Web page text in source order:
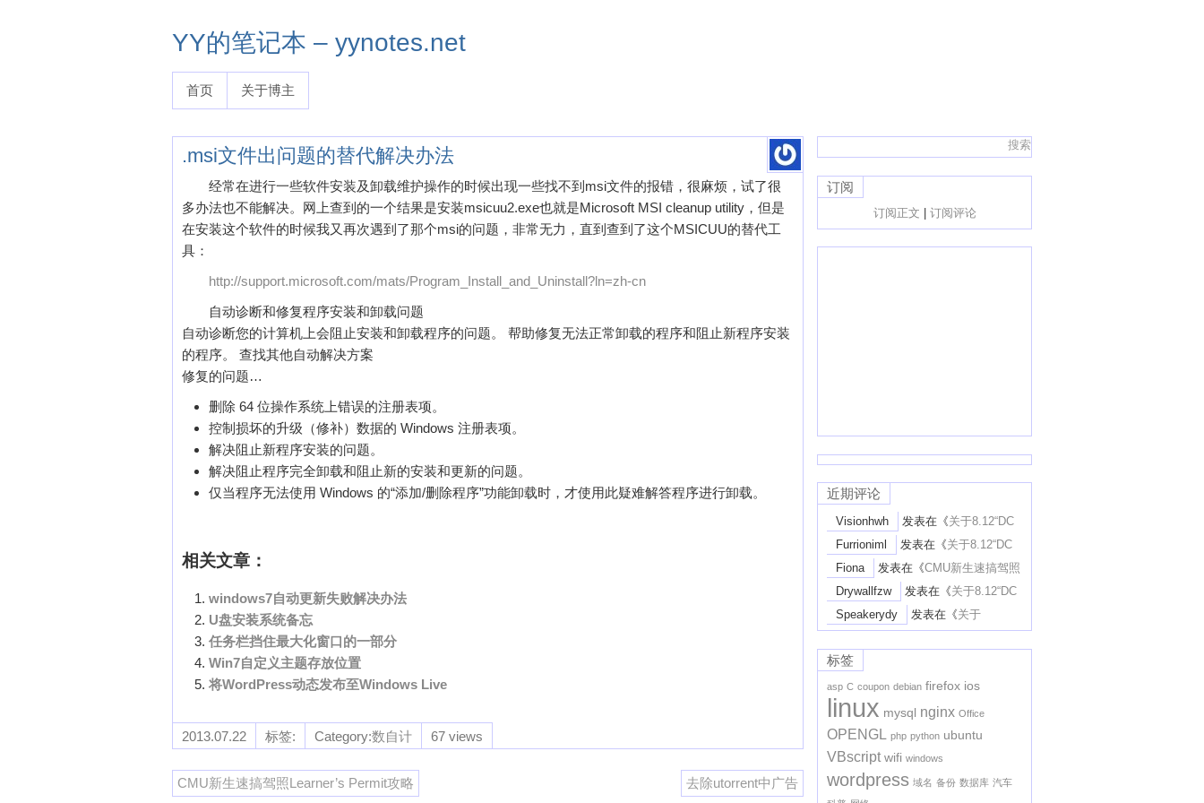
YY的笔记本 – yynotes.net
首页 关于博主
.msi文件出问题的替代解决办法
经常在进行一些软件安装及卸载维护操作的时候出现一些找不到msi文件的报错，很麻烦，试了很
多办法也不能解决。网上查到的一个结果是安装msicuu2.exe也就是Microsoft MSI cleanup utility，但是
在安装这个软件的时候我又再次遇到了那个msi的问题，非常无力，直到查到了这个MSICUU的替代工
具：
http://support.microsoft.com/mats/Program_Install_and_Uninstall?ln=zh-cn
自动诊断和修复程序安装和卸载问题
自动诊断您的计算机上会阻止安装和卸载程序的问题。 帮助修复无法正常卸载的程序和阻止新程序安装
的程序。 查找其他自动解决方案
修复的问题…
删除 64 位操作系统上错误的注册表项。
控制损坏的升级（修补）数据的 Windows 注册表项。
解决阻止新程序安装的问题。
解决阻止程序完全卸载和阻止新的安装和更新的问题。
仅当程序无法使用 Windows 的“添加/删除程序”功能卸载时，才使用此疑难解答程序进行卸载。
相关文章：
windows7自动更新失败解决办法
U盘安装系统备忘
任务栏挡住最大化窗口的一部分
Win7自定义主题存放位置
将WordPress动态发布至Windows Live
2013.07.22 标签: Category:数自计 67 views
CMU新生速搞驾照Learner’s Permit攻略 去除utorrent中广告
订阅
订阅正文 | 订阅评论
近期评论
Visionhwh 发表在《关于8.12“DC
District Court废STEM-Extension”一案
的个人解读》
Furrioniml 发表在《关于8.12“DC
District Court废STEM-Extension”一案
的个人解读》
Fiona 发表在《CMU新生速搞驾照
Learner’s Permit攻略》
Drywallfzw 发表在《关于8.12“DC
District Court废STEM-Extension”一案
的个人解读》
Speakerydy 发表在《关于
Extension”一案的个人解读
标签
asp C coupon debian firefox ios
linux mysql nginx Office
OPENGL php python ubuntu
VBscript wifi windows
wordpress 域名 备份 数据库 汽车